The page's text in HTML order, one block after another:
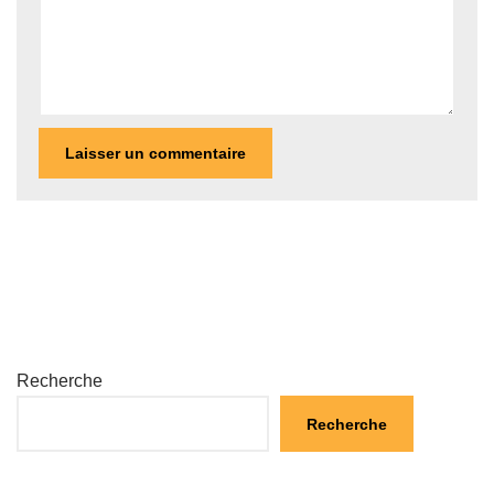
Recherche
Recherche